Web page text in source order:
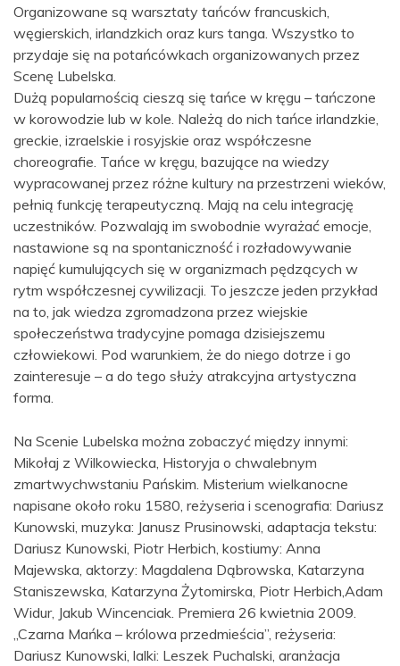
Organizowane są warsztaty tańców francuskich,
węgierskich, irlandzkich oraz kurs tanga. Wszystko to
przydaje się na potańcówkach organizowanych przez
Scenę Lubelska.
Dużą popularnością cieszą się tańce w kręgu – tańczone
w korowodzie lub w kole. Należą do nich tańce irlandzkie,
greckie, izraelskie i rosyjskie oraz współczesne
choreografie. Tańce w kręgu, bazujące na wiedzy
wypracowanej przez różne kultury na przestrzeni wieków,
pełnią funkcję terapeutyczną. Mają na celu integrację
uczestników. Pozwalają im swobodnie wyrażać emocje,
nastawione są na spontaniczność i rozładowywanie
napięć kumulujących się w organizmach pędzących w
rytm współczesnej cywilizacji. To jeszcze jeden przykład
na to, jak wiedza zgromadzona przez wiejskie
społeczeństwa tradycyjne pomaga dzisiejszemu
człowiekowi. Pod warunkiem, że do niego dotrze i go
zainteresuje – a do tego służy atrakcyjna artystyczna
forma.
Na Scenie Lubelska można zobaczyć między innymi:
Mikołaj z Wilkowiecka, Historyja o chwalebnym
zmartwychwstaniu Pańskim. Misterium wielkanocne
napisane około roku 1580, reżyseria i scenografia: Dariusz
Kunowski, muzyka: Janusz Prusinowski, adaptacja tekstu:
Dariusz Kunowski, Piotr Herbich, kostiumy: Anna
Majewska, aktorzy: Magdalena Dąbrowska, Katarzyna
Staniszewska, Katarzyna Żytomirska, Piotr Herbich,Adam
Widur, Jakub Wincenciak. Premiera 26 kwietnia 2009.
„Czarna Mańka – królowa przedmieścia”, reżyseria:
Dariusz Kunowski, lalki: Leszek Puchalski, aranżacja